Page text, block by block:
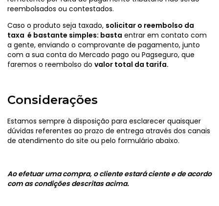
reembolsados ou contestados.
Caso o produto seja taxado, solicitar o reembolso da
taxa é bastante simples: basta entrar em contato com
a gente, enviando o comprovante de pagamento, junto
com a sua conta do Mercado pago ou Pagseguro, que
faremos o reembolso do valor total da tarifa.
Considerações
Estamos sempre à disposição para esclarecer quaisquer
dúvidas referentes ao prazo de entrega através dos canais
de atendimento do site ou pelo formulário abaixo.
Ao efetuar uma compra, o cliente estará ciente e de acordo
com as condições descritas acima.